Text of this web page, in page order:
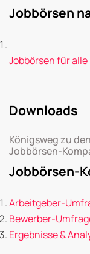
Jobbörsen
Jobbörsen für
Downloads
Königsweg zu
Jobbörsen-
Jobbörsen-
Arbeitgeber-
Bewerber-
Ergebnisse &